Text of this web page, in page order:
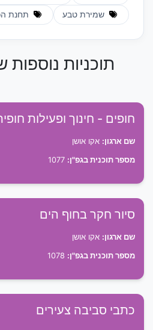
שמירת טבע תחנת
תוכניות נוספות
חופים - חינוך ופעילות
שם ארגון: אקו אושן
מספר תוכנית בגפ"ן:
סיור חקר בחוף הים
שם ארגון: אקו אושן
מספר תוכנית בגפ"ן:
כתבי סביבה צעירים